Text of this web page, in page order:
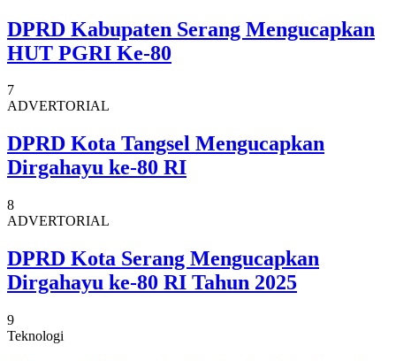
DPRD Kabupaten Serang Mengucapkan
HUT PGRI Ke-80
7
ADVERTORIAL
DPRD Kota Tangsel Mengucapkan
Dirgahayu ke-80 RI
8
ADVERTORIAL
DPRD Kota Serang Mengucapkan
Dirgahayu ke-80 RI Tahun 2025
9
Teknologi